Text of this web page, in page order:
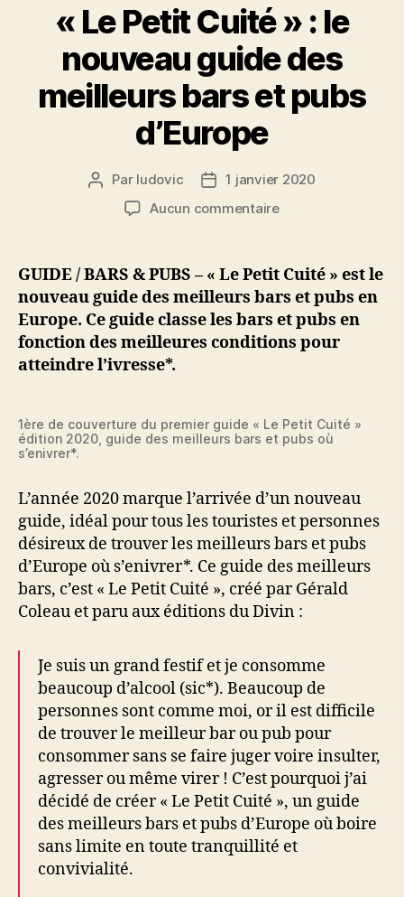
« Le Petit Cuité » : le
nouveau guide des
meilleurs bars et pubs
d’Europe
Auteur
l’article
Par ludovic
Date1 janvier 2020
Aucun commentairesur
Cuité »
le
nouveau
guide
et
pubs
GUIDE / BARS & PUBS – « Le Petit Cuité » est le
nouveau guide des meilleurs bars et pubs en
Europe. Ce guide classe les bars et pubs en
fonction des meilleures conditions pour
atteindre l’ivresse*.
1ère de couverture du premier guide « Le Petit Cuité »
édition 2020, guide des meilleurs bars et pubs où
s’enivrer*.
L’année 2020 marque l’arrivée d’un nouveau
guide, idéal pour tous les touristes et personnes
désireux de trouver les meilleurs bars et pubs
d’Europe où s’enivrer*. Ce guide des meilleurs
bars, c’est « Le Petit Cuité », créé par Gérald
Coleau et paru aux éditions du Divin :
Je suis un grand festif et je consomme
beaucoup d’alcool (sic*). Beaucoup de
personnes sont comme moi, or il est difficile
de trouver le meilleur bar ou pub pour
consommer sans se faire juger voire insulter,
agresser ou même virer ! C’est pourquoi j’ai
décidé de créer « Le Petit Cuité », un guide
des meilleurs bars et pubs d’Europe où boire
sans limite en toute tranquillité et
convivialité.